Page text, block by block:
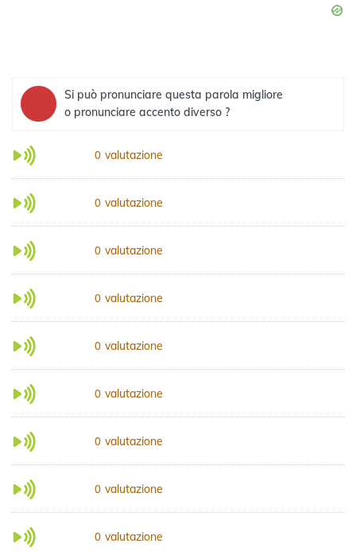
Si può pronunciare questa parola migliore
o pronunciare accento diverso ?
0 valutazione
0 valutazione
0 valutazione
0 valutazione
0 valutazione
0 valutazione
0 valutazione
0 valutazione
0 valutazione